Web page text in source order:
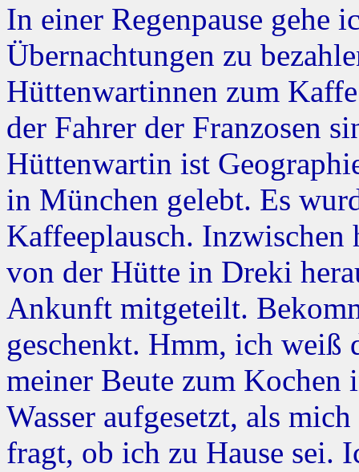
In einer Regenpause gehe
Übernachtungen zu
Hüttenwartinnen zum
der Fahrer der Franzosen
Hüttenwartin ist
in München gelebt. Es
Kaffeeplausch. Inzwischen
von der Hütte in Dreki
Ankunft mitgeteilt.
geschenkt. Hmm, ich weiß
meiner Beute zum Kochen
Wasser aufgesetzt, als
fragt, ob ich zu Hause sei.